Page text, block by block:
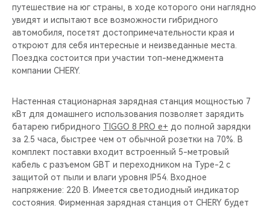
путешествие на юг страны, в ходе которого они наглядно
увидят и испытают все возможности гибридного
автомобиля, посетят достопримечательности края и
откроют для себя интересные и неизведанные места.
Поездка состоится при участии топ-менеджмента
компании CHERY.
Настенная стационарная зарядная станция мощностью 7
кВт для домашнего использования позволяет зарядить
батарею гибридного TIGGO 8 PRO e+ до полной зарядки
за 2.5 часа, быстрее чем от обычной розетки на 70%. В
комплект поставки входит встроенный 5-метровый
кабель с разъемом GBT и переходником на Type-2 c
защитой от пыли и влаги уровня IP54. Входное
напряжение: 220 В. Имеется светодиодный индикатор
состояния. Фирменная зарядная станция от CHERY будет